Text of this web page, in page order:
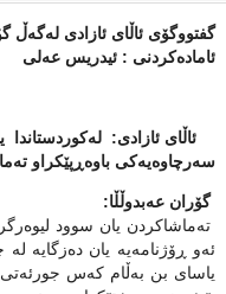
گفتووگۆی ئاڵای ئازادی له‌گه‌ڵ
ئامادەكردنی : ئیدریس عەلى
ئاڵای ئازادی:
سەرچاوەیەكى باوەڕپێكراو
گۆران عه‌بدوڵڵا:
ته‌ماشاکردن یان سوود
ئه‌و ڕۆژنامه‌یه‌ یان ده‌زگایه‌
یاسای بن به‌ڵام که‌س جورئه‌تی